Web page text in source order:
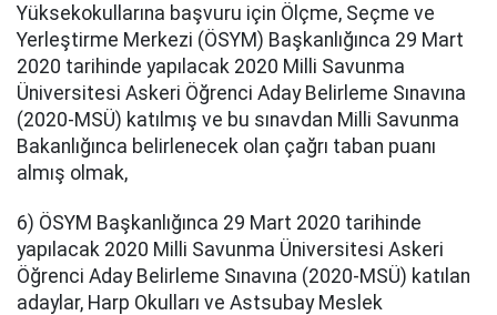
Yüksekokullarına başvuru için Ölçme, Seçme ve
Yerleştirme Merkezi (ÖSYM) Başkanlığınca 29 Mart
2020 tarihinde yapılacak 2020 Milli Savunma
Üniversitesi Askeri Öğrenci Aday Belirleme Sınavına
(2020-MSÜ) katılmış ve bu sınavdan Milli Savunma
Bakanlığınca belirlenecek olan çağrı taban puanı
almış olmak,
6) ÖSYM Başkanlığınca 29 Mart 2020 tarihinde
yapılacak 2020 Milli Savunma Üniversitesi Askeri
Öğrenci Aday Belirleme Sınavına (2020-MSÜ) katılan
adaylar, Harp Okulları ve Astsubay Meslek